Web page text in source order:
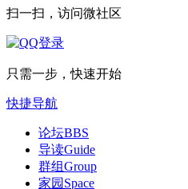
扫一扫，访问微社区
只需一步，快速开始
快捷导航
论坛BBS
导读Guide
群组Group
家园 Space